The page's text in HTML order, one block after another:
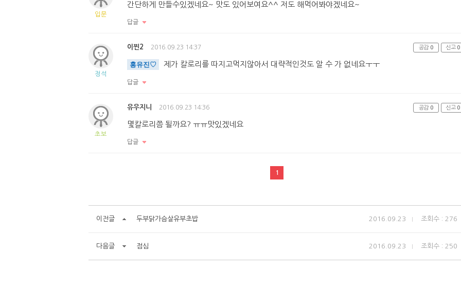
입문
간단하게 만들수있겠네요~ 맛도 있어보여요^^ 저도 해먹어봐야겠네요~
답글
정석
이찐2 2016.09.23 14:37
홍유진♡ 제가 칼로리를 따지고먹지않아서 대략적인것도 알 수 가 없네요ㅜㅜ
답글
공감 0 신고 0
초보
유우지니 2016.09.23 14:36
몇칼로리쯤 될까요? ㅠㅠ맛있겠네요
답글
공감 0 신고 0
1
이전글 두부닭가슴살유부초밥 2016.09.23 조회수 : 276
다음글 점심 2016.09.23 조회수 : 250